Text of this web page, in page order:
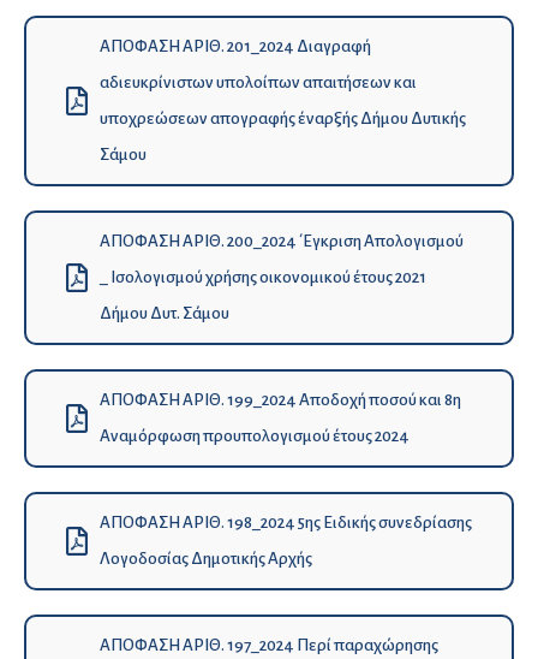
ΑΠΟΦΑΣΗ ΑΡΙΘ. 201_2024 Διαγραφή
αδιευκρίνιστων υπολοίπων απαιτήσεων και
υποχρεώσεων απογραφής έναρξής Δήμου Δυτικής
Σάμου
ΑΠΟΦΑΣΗ ΑΡΙΘ. 200_2024 ΄Εγκριση Απολογισμού
_ Ισολογισμού χρήσης οικονομικού έτους 2021
Δήμου Δυτ. Σάμου
ΑΠΟΦΑΣΗ ΑΡΙΘ. 199_2024 Αποδοχή ποσού και 8η
Αναμόρφωση προυπολογισμού έτους 2024
ΑΠΟΦΑΣΗ ΑΡΙΘ. 198_2024 5ης Ειδικής συνεδρίασης
Λογοδοσίας Δημοτικής Αρχής
ΑΠΟΦΑΣΗ ΑΡΙΘ. 197_2024 Περί παραχώρησης